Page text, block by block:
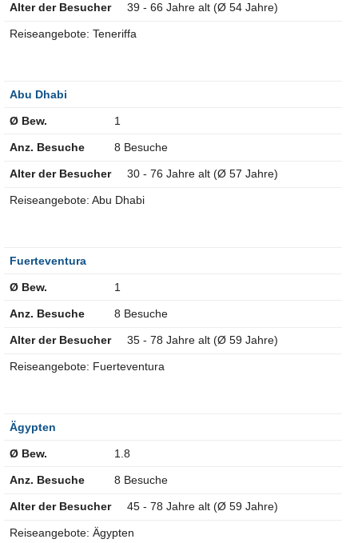
Alter der Besucher 39 - 66 Jahre alt (Ø 54 Jahre)
Reiseangebote: Teneriffa
Abu Dhabi
Ø Bew. 1
Anz. Besuche 8 Besuche
Alter der Besucher 30 - 76 Jahre alt (Ø 57 Jahre)
Reiseangebote: Abu Dhabi
Fuerteventura
Ø Bew. 1
Anz. Besuche 8 Besuche
Alter der Besucher 35 - 78 Jahre alt (Ø 59 Jahre)
Reiseangebote: Fuerteventura
Ägypten
Ø Bew. 1.8
Anz. Besuche 8 Besuche
Alter der Besucher 45 - 78 Jahre alt (Ø 59 Jahre)
Reiseangebote: Ägypten